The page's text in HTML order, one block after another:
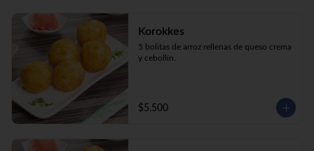
Korokkes
5 bolitas de arroz rellenas de queso crema
y cebollín.
$5.500